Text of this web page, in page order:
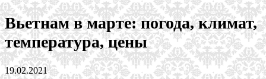
Вьетнам в марте: погода, климат,
температура, цены
19.02.2021